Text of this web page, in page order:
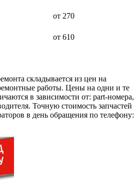
плееров
техники
питательных веществ
шлифовальных машин
банных печей
лебедок
ловушек насекомых
медицинских кроватей
от 270
от 610
складывается из цен на
работы. Цены на одни и те
в зависимости от: part-номера,
Точную стоимость запчастей
в день обращения по телефону: